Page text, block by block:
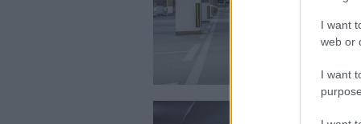
I want
web or
I want